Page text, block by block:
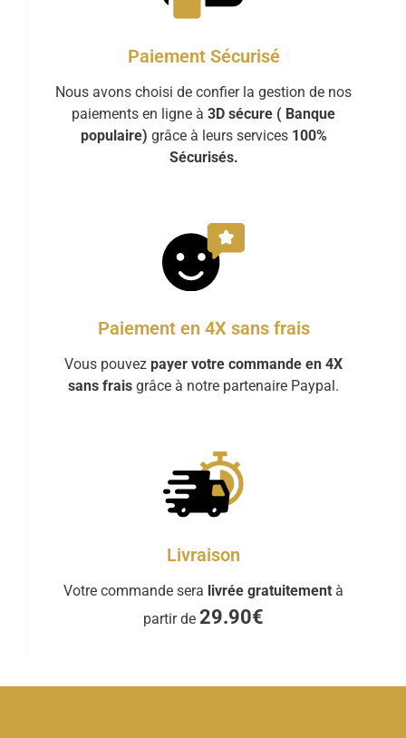
Paiement Sécurisé
Nous avons choisi de confier la gestion de nos
paiements en ligne à 3D sécure ( Banque
populaire) grâce à leurs services 100%
Sécurisés.
Paiement en 4X sans frais
Vous pouvez payer votre commande en 4X
sans frais grâce à notre partenaire Paypal.
Livraison
Votre commande sera livrée gratuitement à
partir de 29.90€